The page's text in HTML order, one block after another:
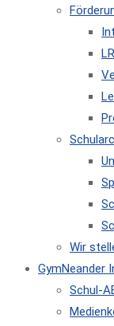
Wir
GymNeander
Schul-